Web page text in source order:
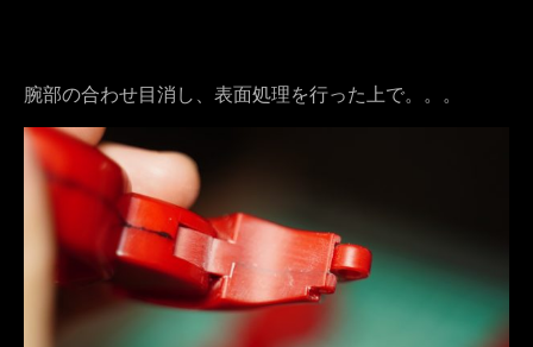
腕部の合わせ目消し、表面処理を行った上で。。。